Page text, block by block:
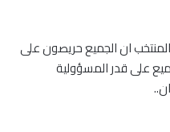
ان الجميع حريصون على
على قدر المسؤولية